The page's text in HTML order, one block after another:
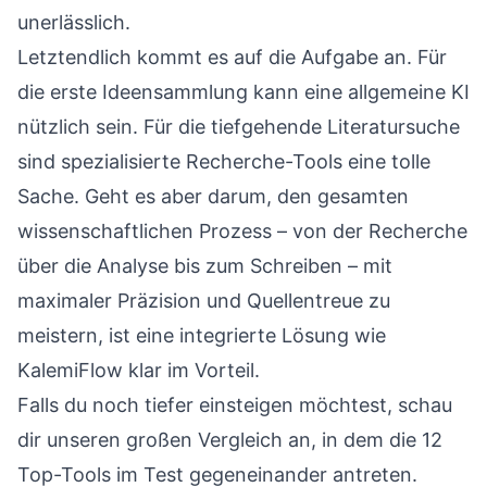
unerlässlich.
Letztendlich kommt es auf die Aufgabe an. Für
die erste Ideensammlung kann eine allgemeine KI
nützlich sein. Für die tiefgehende Literatursuche
sind spezialisierte Recherche-Tools eine tolle
Sache. Geht es aber darum, den gesamten
wissenschaftlichen Prozess – von der Recherche
über die Analyse bis zum Schreiben – mit
maximaler Präzision und Quellentreue zu
meistern, ist eine integrierte Lösung wie
KalemiFlow klar im Vorteil.
Falls du noch tiefer einsteigen möchtest, schau
dir unseren großen Vergleich an, in dem die 12
Top-Tools im Test gegeneinander antreten.